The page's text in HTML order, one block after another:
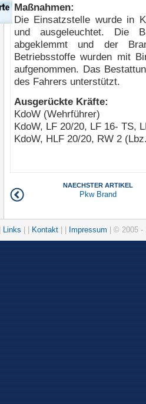
Maßnahmen:
Die Einsatzstelle wurde in
und ausgeleuchtet. Die
abgeklemmt und der
Betriebsstoffe wurden mit
aufgenommen. Das
des Fahrers unterstützt.
Ausgerückte Kräfte:
KdoW (Wehrführer)
KdoW, LF 20/20, LF 16- TS,
KdoW, HLF 20/20, RW 2
NAECHSTER ARTIKEL
Pkw Brand
Links Kontakt Impressum | © 2005 -